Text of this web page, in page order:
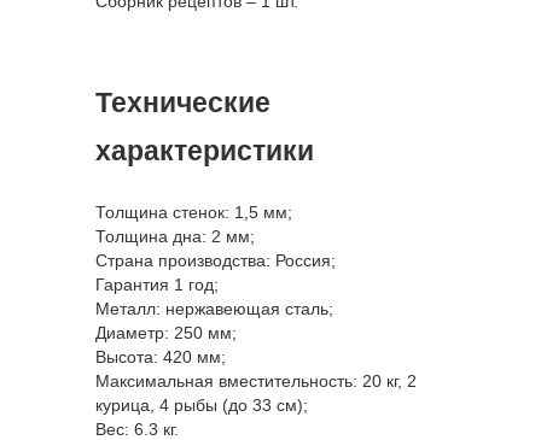
Технические
характеристики
Толщина стенок: 1,5 мм;
Толщина дна: 2 мм;
Страна производства: Россия;
Гарантия 1 год;
Металл: нержавеющая сталь;
Диаметр: 250 мм;
Высота: 420 мм;
Максимальная вместительность: 20 кг, 2
курица, 4 рыбы (до 33 см);
Вес: 6.3 кг.